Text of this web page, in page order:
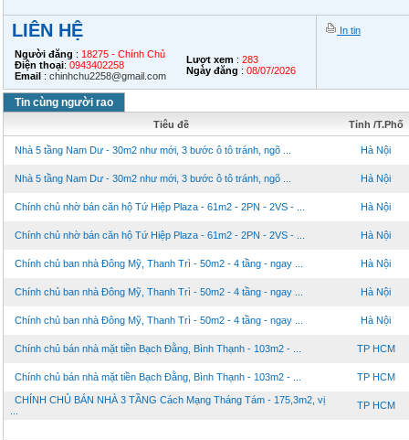
LIÊN HỆ
Người đăng : 18275 - Chính Chủ
Điện thoại: 0943402258
Email : chinhchu2258@gmail.com
Lượt xem : 283
Ngày đăng : 08/07/2026
In tin
Tin cùng người rao
Tiêu đề Tỉnh /T.Phố
Nhà 5 tầng Nam Dư - 30m2 như mới, 3 bước ô tô tránh, ngõ ... Hà Nội
Nhà 5 tầng Nam Dư - 30m2 như mới, 3 bước ô tô tránh, ngõ ... Hà Nội
Chính chủ nhờ bán căn hộ Tứ Hiệp Plaza - 61m2 - 2PN - 2VS - ... Hà Nội
Chính chủ nhờ bán căn hộ Tứ Hiệp Plaza - 61m2 - 2PN - 2VS - ... Hà Nội
Chính chủ ban nhà Đông Mỹ, Thanh Trì - 50m2 - 4 tầng - ngay ... Hà Nội
Chính chủ ban nhà Đông Mỹ, Thanh Trì - 50m2 - 4 tầng - ngay ... Hà Nội
Chính chủ ban nhà Đông Mỹ, Thanh Trì - 50m2 - 4 tầng - ngay ... Hà Nội
Chính chủ bán nhà mặt tiền Bạch Đằng, Bình Thạnh - 103m2 - ... TP HCM
Chính chủ bán nhà mặt tiền Bạch Đằng, Bình Thạnh - 103m2 - ... TP HCM
CHÍNH CHỦ BÁN NHÀ 3 TẦNG Cách Mạng Tháng Tám - 175,3m2, vị
TP HCM